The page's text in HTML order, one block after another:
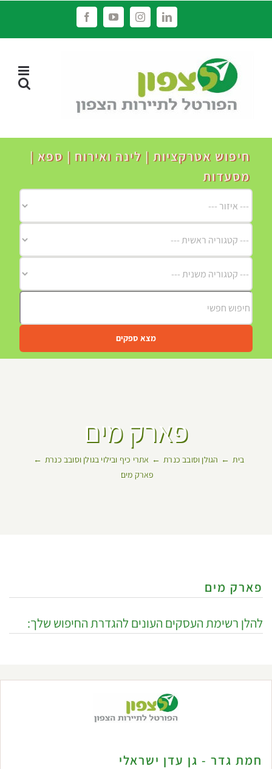
LinkedIn
Instagram
YouTube
Facebook
חיפוש אטרקציות | לינה ואירוח | ספא |
מסעדות
מצא ספקים
פארק מים
בית הגולן וסובב כנרת
אתרי כיף ובילוי בגולן וסובב כנרת
פארק מים
פארק מים
להלן רשימת העסקים העונים להגדרת החיפוש שלך:
חמת גדר - גן עדן ישראלי